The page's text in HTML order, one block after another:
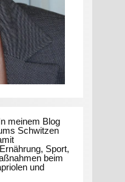
meinem Blog
Schwitzen
Sport,
beim
und